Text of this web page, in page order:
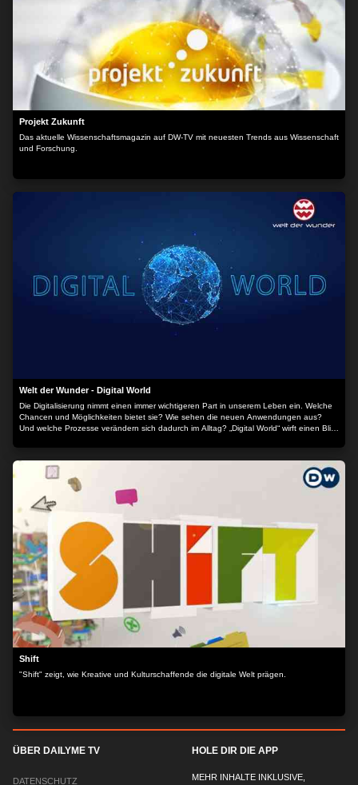
Projekt Zukunft
Das aktuelle Wissenschaftsmagazin auf DW-TV mit neuesten Trends aus Wissenschaft
und Forschung.
Welt der Wunder - Digital World
Die Digitalisierung nimmt einen immer wichtigeren Part in unserem Leben ein. Welche
Chancen und Möglichkeiten bietet sie? Wie sehen die neuen Anwendungen aus?
Und welche Prozesse verändern sich dadurch im Alltag? „Digital World“ wirft einen Blick
Shift
"Shift" zeigt, wie Kreative und Kulturschaffende die digitale Welt prägen.
ÜBER DAILYME TV
DATENSCHUTZ
HOLE DIR DIE APP
MEHR INHALTE INKLUSIVE,